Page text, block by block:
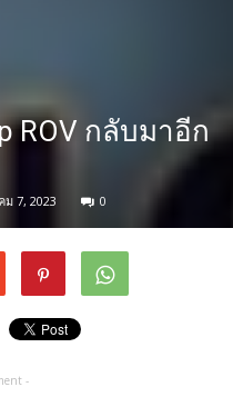
ROV กลับมาอีก
ม 7, 2023 0
-